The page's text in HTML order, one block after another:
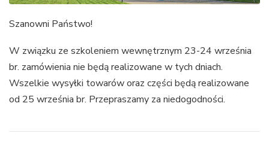
Szanowni Państwo!
W związku ze szkoleniem wewnętrznym 23-24 września
br. zamówienia nie będą realizowane w tych dniach.
Wszelkie wysyłki towarów oraz części będą realizowane
od 25 września br. Przepraszamy za niedogodności.